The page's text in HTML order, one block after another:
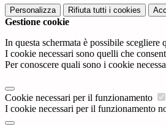
Personalizza Rifiuta tutti i cookies
Gestione cookie
In questa schermata è possibile scegliere
I cookie necessari sono quelli che
Per conoscere quali sono i cookie
Cookie necessari per il funzionamento
I cookie necessari per il funzionamento